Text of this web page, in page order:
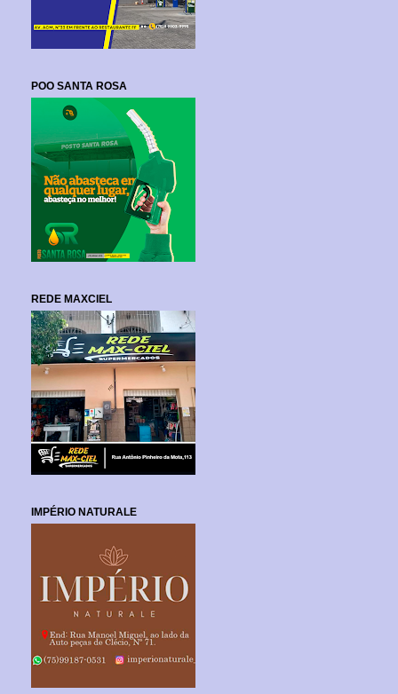
POO SANTA ROSA
REDE MAXCIEL
IMPÉRIO NATURALE